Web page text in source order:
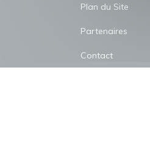
Plan du Site
Partenaires
Contact